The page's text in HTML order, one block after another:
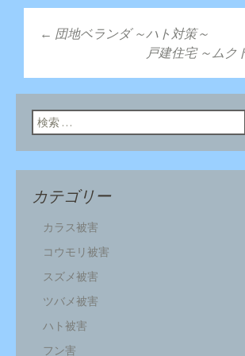
投稿ナビゲ
ン
← 団地ベランダ ～ハト対策～
戸建住宅 ～ムク
検索:
カテゴリー
カラス被害
コウモリ被害
スズメ被害
ツバメ被害
ハト被害
フン害